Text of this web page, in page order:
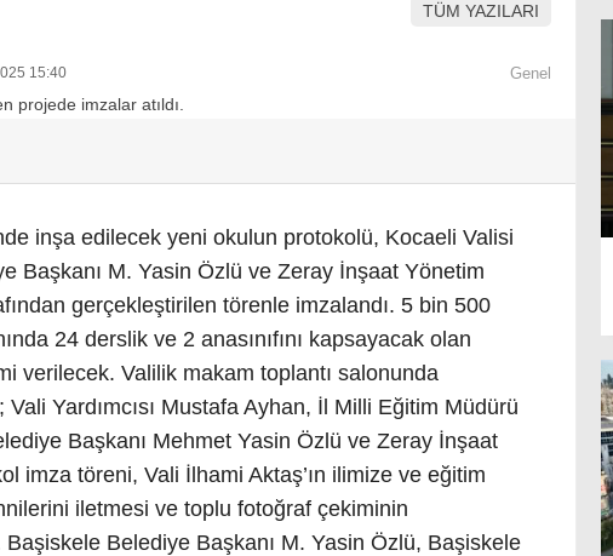
TÜM YAZILARI
15:40 Genel
inşa edilecek yeni okulun protokolü, Kocaeli Valisi
Başkanı M. Yasin Özlü ve Zeray İnşaat Yönetim
gerçekleştirilen törenle imzalandı. 5 bin 500
24 derslik ve 2 anasınıfını kapsayacak olan
verilecek. Valilik makam toplantı salonunda
Yardımcısı Mustafa Ayhan, İl Milli Eğitim Müdürü
Başkanı Mehmet Yasin Özlü ve Zeray İnşaat
imza töreni, Vali İlhami Aktaş’ın ilimize ve eğitim
iletmesi ve toplu fotoğraf çekiminin
Belediye Başkanı M. Yasin Özlü, Başiskele